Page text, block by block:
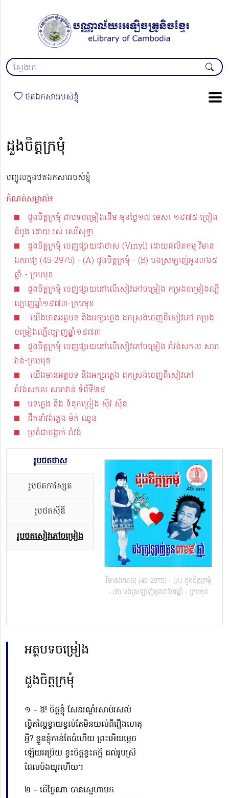
ថតឯកសាររបស់ខ្ញុំ
ដួងចិត្តក្រមុំ
បញ្ចូលក្នុងថតឯកសាររបស់ខ្ញុំ
កំណត់សម្គាល់៖
ដួងចិត្តក្រមុំ ជាបទចម្រៀងដើម មុនថ្ងៃ១៧ មេសា ១៩៧៥ ច្រៀង
ដំបូង ដោយ រស់ សេរីសុទ្ធា
ដួងចិត្តក្រមុំ ចេញផ្សាយជាថាស (Vinyl) ដោយផលិតកម្ម វិមាន
ឯករាជ្យ (45-2975) - (A) ដួងចិត្តក្រមុំ - (B) បងស្រឡាញ់អូន​៣៦៥​
ឆ្នាំ - ក្របមុខ
ដួងចិត្តក្រមុំ ចេញផ្សាយនៅលើសៀវភៅចម្រៀង កម្រងចម្រៀងល្បី
ល្បាញឆ្នាំ១៩៧៣-ក្របមុខ
យើងមានអត្ថបទ និងអក្សរភ្លេង​ ដកស្រង់ចេញពីសៀវភៅ កម្រង
ចម្រៀងល្បីល្បាញឆ្នាំ១៩៧៣
ដួងចិត្តក្រមុំ ចេញផ្សាយនៅលើសៀវភៅចម្រៀង រាំវង់សកល សារា
វាន់-ក្របមុខ
យើងមានអត្ថបទ និងអក្សរភ្លេង​ ដកស្រង់ចេញពីសៀវភៅ
រាំវង់សកល សារាវាន់ ទំព័ទី២៩
បទភ្លេង និង ទំនុកច្រៀង ស៊ីវ ស៊ីន
ដឹកនាំវង់ភ្លេង ម៉ក់ ឈួន
ប្រគំជាចង្វាក់ រាំវង់
រូបថតថាស
រូបថតកាសែ្សត
រូបថតស៊ីឌី
រូបថតសៀវភៅចម្រៀង
វិមានឯករាជ្យ (45-2975) - (A) ដួងចិត្តក្រមុំ
- (B) បងស្រឡាញ់អូន​៣៦៥​ឆ្នាំ - ក្របមុខ
អត្ថបទចម្រៀង
ដួងចិត្តក្រមុំ
១ – ឱ!​ ចិត្តខ្ញុំ សែនរណ្ដំរសាប់រសល់
ល្ហិតល្ហៃខ្វាយខ្វល់តែមិនយល់ពីរឿងហេតុ
អ្វី? ខ្លួនខ្ញុំកាន់តែធំហើយ ព្រះអើយម្ដេច
ឡើយអប្រិយ ខ្វះចិត្តខ្វះភក្ដី ដល់រូបស្រី
ដែលប៉ងយូរហើយ។
២ – តើថ្ងៃណា បានស្នេហាមក